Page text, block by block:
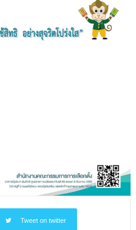
Tweet on twitter